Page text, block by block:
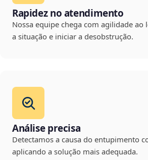
Rapidez no atendimento
Nossa equipe chega com agilidade ao
a situação e iniciar a desobstrução.
Análise precisa
Detectamos a causa do entupimento
aplicando a solução mais adequada.